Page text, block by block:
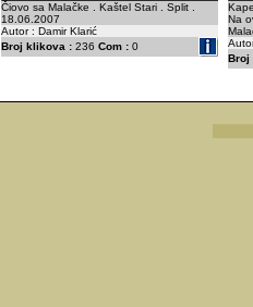
Čiovo sa Malačke . Kaštel Stari . Split .
18.06.2007
Autor : Damir Klarić
Broj klikova :236 Com :0
Na
Broj